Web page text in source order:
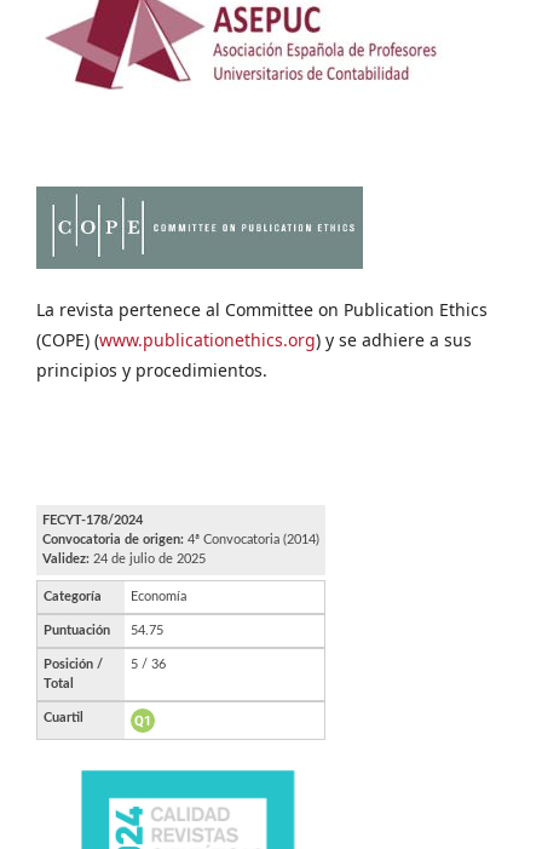
La revista pertenece al Committee on Publication Ethics
(COPE) (www.publicationethics.org) y se adhiere a sus
principios y procedimientos.